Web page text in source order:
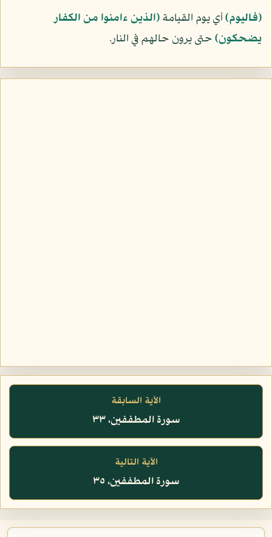
﴿فاليوم﴾أي يوم القيامة﴿الذين ءامنوا من الكفار
يضحكون﴾حتى يرون حالهم في النار.
الآية السابقة
سورة المطففين، ٣٣
الآية التالية
سورة المطففين، ٣٥